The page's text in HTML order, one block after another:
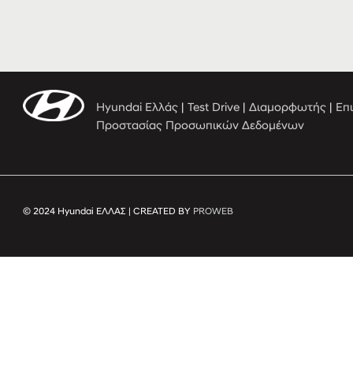
Hyundai Ελλάς Test Drive |Διαμορφωτής
Προστασίας Προσωπικών Δεδομένων
© 2024 Hyundai ΕΛΛΑΣ | CREATED BY PROWEB